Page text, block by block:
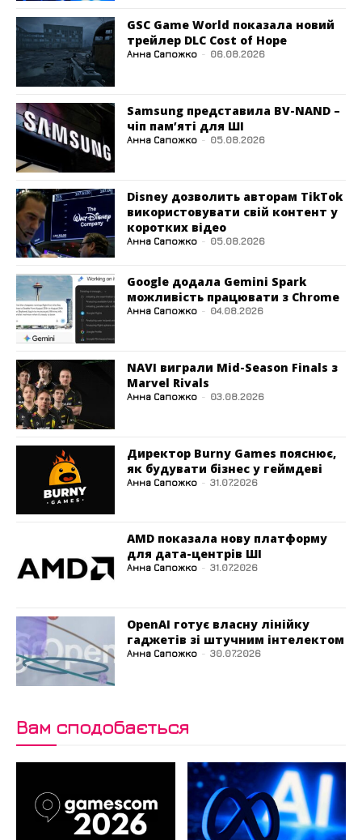
GSC Game World показала новий
трейлер DLC Cost of Hope
Анна Сапожко - 06.08.2026
Samsung представила BV-NAND –
чіп пам’яті для ШІ
Анна Сапожко - 05.08.2026
Disney дозволить авторам TikTok
використовувати свій контент у
коротких відео
Анна Сапожко - 05.08.2026
Google додала Gemini Spark
можливість працювати з Chrome
Анна Сапожко - 04.08.2026
NAVI виграли Mid-Season Finals з
Marvel Rivals
Анна Сапожко - 03.08.2026
Директор Burny Games пояснює,
як будувати бізнес у геймдеві
Анна Сапожко - 31.07.2026
AMD показала нову платформу
для дата-центрів ШІ
Анна Сапожко - 31.07.2026
OpenAI готує власну лінійку
гаджетів зі штучним інтелектом
Анна Сапожко - 30.07.2026
Вам сподобається